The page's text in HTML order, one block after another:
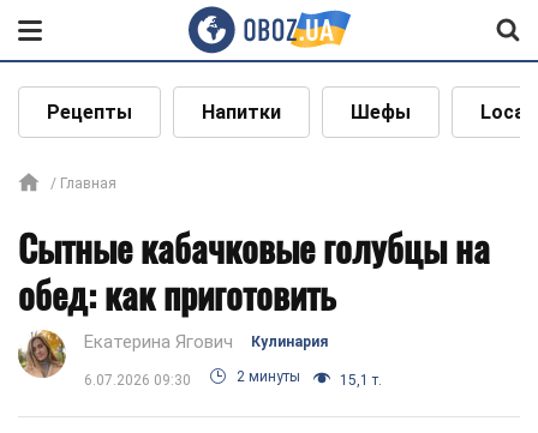
Рецепты Напитки Шефы Local
Главная
Сытные кабачковые голубцы на
обед: как приготовить
Екатерина Ягович Кулинария
6.07.2026 09:30 2 минуты 15,1 т.